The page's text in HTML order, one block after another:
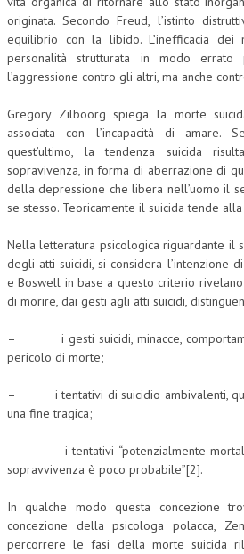
originata. Secondo Freud, l’istinto
equilibrio con la libido. L’inefficacia
personalità strutturata in modo errato
l’aggressione contro gli altri, ma anche
Gregory Zilboorg spiega la morte
associata con l’incapacità di amare.
quest’ultimo, la tendenza suicida
sopravivenza, in forma di aberrazione di
della depressione che libera nell’uomo il
se stesso. Teoricamente il suicida tende
Nella letteratura psicologica riguardante il
degli atti suicidi, si considera l’intenzione
e Boswell in base a questo criterio
di morire, dai gesti agli atti suicidi,
– i gesti suicidi, minacce,
pericolo di morte;
– i tentativi di suicidio ambivalenti,
una fine tragica;
– i tentativi “potenzialmente
sopravvivenza è poco probabile”[2].
In qualche modo questa concezione
concezione della psicologa polacca,
percorrere le fasi della morte suicida